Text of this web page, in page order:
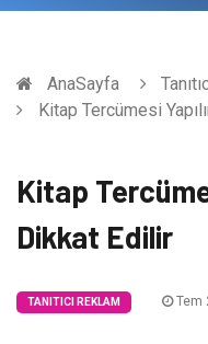
AnaSayfa
Kitap Tercümesi
Kitap
Dikkat Edilir
TANITICI REKLAM Tem